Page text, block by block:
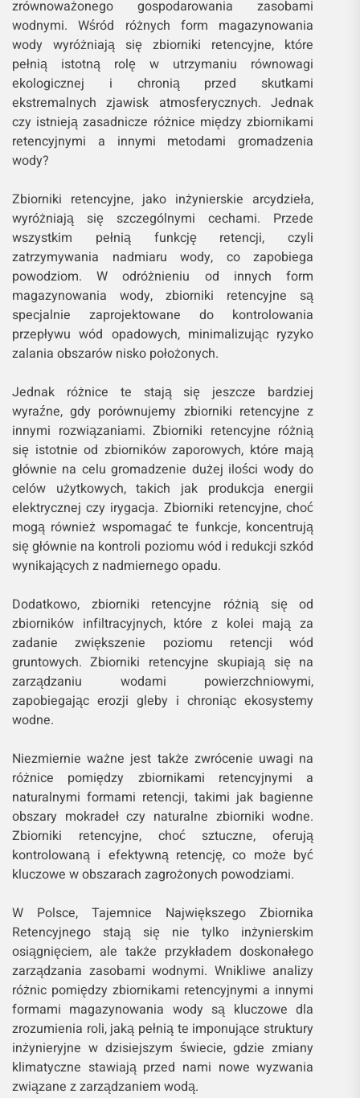
zrównoważonego gospodarowania zasobami
wodnymi. Wśród różnych form magazynowania
wody wyróżniają się zbiorniki retencyjne, które
pełnią istotną rolę w utrzymaniu równowagi
ekologicznej i chronią przed skutkami
ekstremalnych zjawisk atmosferycznych. Jednak
czy istnieją zasadnicze różnice między zbiornikami
retencyjnymi a innymi metodami gromadzenia
wody?
Zbiorniki retencyjne, jako inżynierskie arcydzieła,
wyróżniają się szczególnymi cechami. Przede
wszystkim pełnią funkcję retencji, czyli
zatrzymywania nadmiaru wody, co zapobiega
powodziom. W odróżnieniu od innych form
magazynowania wody, zbiorniki retencyjne są
specjalnie zaprojektowane do kontrolowania
przepływu wód opadowych, minimalizując ryzyko
zalania obszarów nisko położonych.
Jednak różnice te stają się jeszcze bardziej
wyraźne, gdy porównujemy zbiorniki retencyjne z
innymi rozwiązaniami. Zbiorniki retencyjne różnią
się istotnie od zbiorników zaporowych, które mają
głównie na celu gromadzenie dużej ilości wody do
celów użytkowych, takich jak produkcja energii
elektrycznej czy irygacja. Zbiorniki retencyjne, choć
mogą również wspomagać te funkcje, koncentrują
się głównie na kontroli poziomu wód i redukcji szkód
wynikających z nadmiernego opadu.
Dodatkowo, zbiorniki retencyjne różnią się od
zbiorników infiltracyjnych, które z kolei mają za
zadanie zwiększenie poziomu retencji wód
gruntowych. Zbiorniki retencyjne skupiają się na
zarządzaniu wodami powierzchniowymi,
zapobiegając erozji gleby i chroniąc ekosystemy
wodne.
Niezmiernie ważne jest także zwrócenie uwagi na
różnice pomiędzy zbiornikami retencyjnymi a
naturalnymi formami retencji, takimi jak bagienne
obszary mokradeł czy naturalne zbiorniki wodne.
Zbiorniki retencyjne, choć sztuczne, oferują
kontrolowaną i efektywną retencję, co może być
kluczowe w obszarach zagrożonych powodziami.
W Polsce, Tajemnice Największego Zbiornika
Retencyjnego stają się nie tylko inżynierskim
osiągnięciem, ale także przykładem doskonałego
zarządzania zasobami wodnymi. Wnikliwe analizy
różnic pomiędzy zbiornikami retencyjnymi a innymi
formami magazynowania wody są kluczowe dla
zrozumienia roli, jaką pełnią te imponujące struktury
inżynieryjne w dzisiejszym świecie, gdzie zmiany
klimatyczne stawiają przed nami nowe wyzwania
związane z zarządzaniem wodą.